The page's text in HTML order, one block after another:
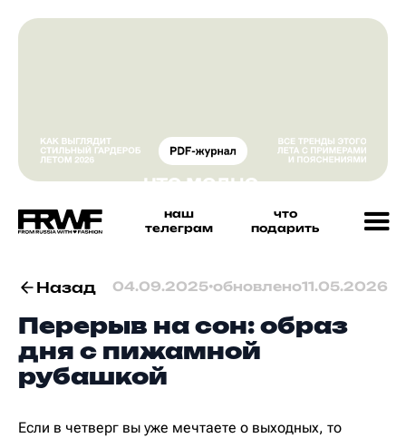
наш
телеграм
что
подарить
Назад 04.09.2025•обновлено11.05.2026
Перерыв на сон: образ
дня с пижамной
рубашкой
Если в четверг вы уже мечтаете о выходных, то